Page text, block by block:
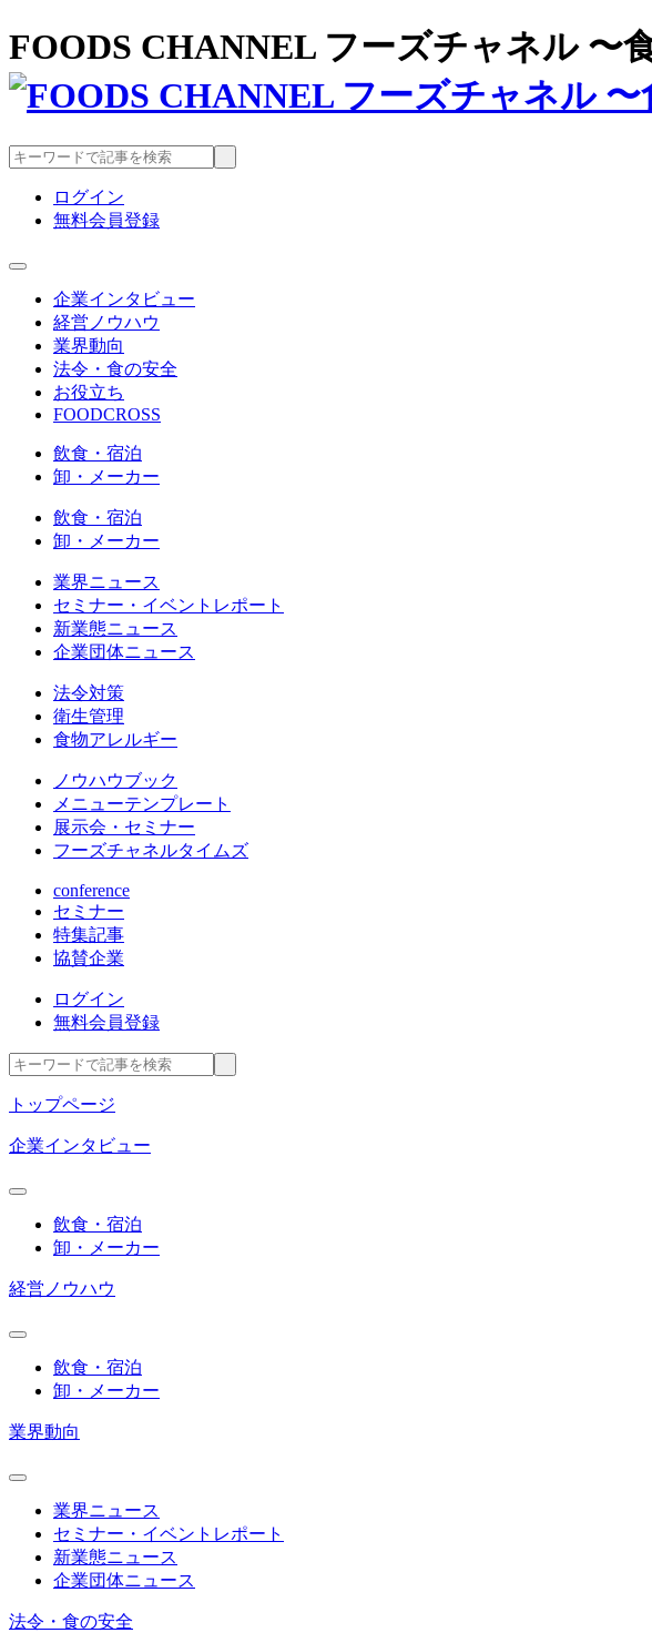
FOODS CHANNEL フーズチャネル 〜
ログイン
無料会員登録
企業インタビュー
経営ノウハウ
業界動向
法令・食の安全
お役立ち
FOODCROSS
飲食・宿泊
卸・メーカー
飲食・宿泊
卸・メーカー
業界ニュース
セミナー・イベントレポート
新業態ニュース
企業団体ニュース
法令対策
衛生管理
食物アレルギー
ノウハウブック
メニューテンプレート
展示会・セミナー
フーズチャネルタイムズ
conference
セミナー
特集記事
協賛企業
ログイン
無料会員登録
トップページ
企業インタビュー
飲食・宿泊
卸・メーカー
経営ノウハウ
飲食・宿泊
卸・メーカー
業界動向
業界ニュース
セミナー・イベントレポート
新業態ニュース
企業団体ニュース
法令・食の安全